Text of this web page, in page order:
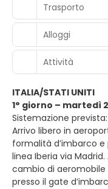
Trasporto
Alloggi
Attività
ITALIA/STATI UNITI
1° giorno – martedì
Sistemazione
Arrivo libero in
formalità d’imbarco
linea Iberia via
cambio di
presso il gate